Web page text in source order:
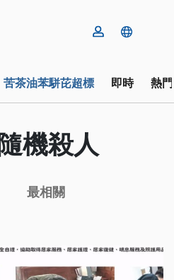
苦茶油苯駢芘超標 即時 熱
機殺人
最相關